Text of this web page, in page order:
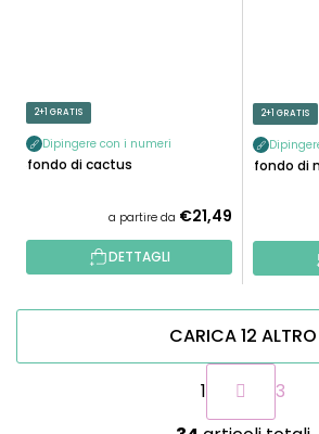
2+1 GRATIS
Dipingere con i numeri
Sfondo di cactus
a partire da €21,49
DETTAGLI
2+1 GRATIS
Sfondo di
C
CARICA 12 ALTRO
P
a
g
1
3